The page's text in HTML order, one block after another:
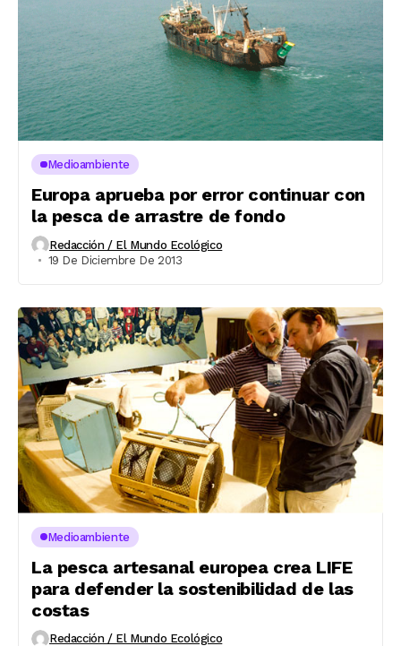
Medioambiente
Europa aprueba por error continuar con
la pesca de arrastre de fondo
Redacción / El Mundo Ecológico
19 De Diciembre De 2013
Medioambiente
La pesca artesanal europea crea LIFE
para defender la sostenibilidad de las
costas
Redacción / El Mundo Ecológico